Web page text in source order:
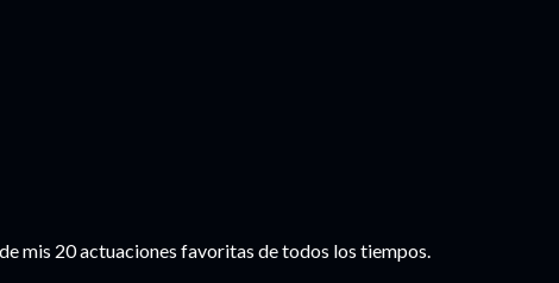
mis 20 actuaciones favoritas de todos los tiempos.